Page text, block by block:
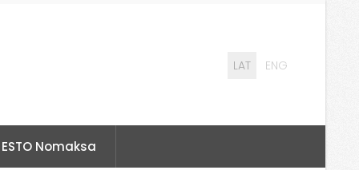
LAT ENG
ESTO Nomaksa